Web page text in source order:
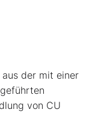
der mit einer
von CU